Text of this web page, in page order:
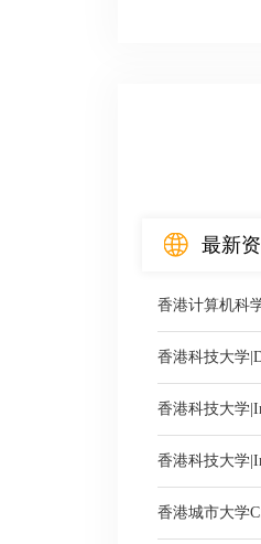
最新
香港计算机科
香港科技大学
香港科技大学
香港科技大学
香港城市大学